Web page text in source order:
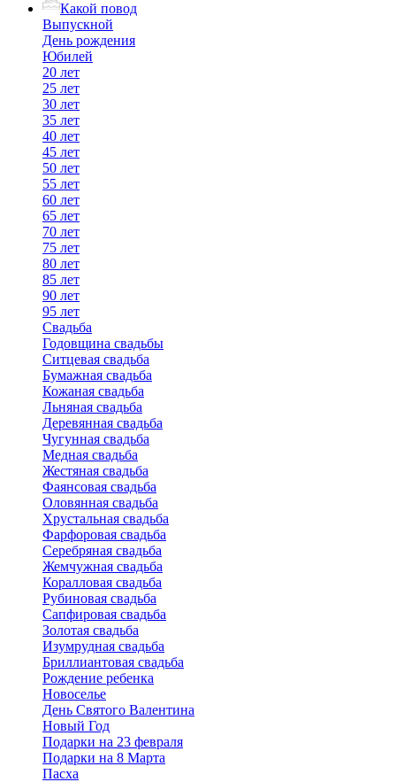
Какой повод
Выпускной
День рождения
Юбилей
20 лет
25 лет
30 лет
35 лет
40 лет
45 лет
50 лет
55 лет
60 лет
65 лет
70 лет
75 лет
80 лет
85 лет
90 лет
95 лет
Свадьба
Годовщина свадьбы
Ситцевая свадьба
Бумажная свадьба
Кожаная свадьба
Льняная свадьба
Деревянная свадьба
Чугунная свадьба
Медная свадьба
Жестяная свадьба
Фаянсовая свадьба
Оловянная свадьба
Хрустальная свадьба
Фарфоровая свадьба
Серебряная свадьба
Жемчужная свадьба
Коралловая свадьба
Рубиновая свадьба
Сапфировая свадьба
Золотая свадьба
Изумрудная свадьба
Бриллиантовая свадьба
Рождение ребенка
Новоселье
День Святого Валентина
Новый Год
Подарки на 23 февраля
Подарки на 8 Марта
Пасха